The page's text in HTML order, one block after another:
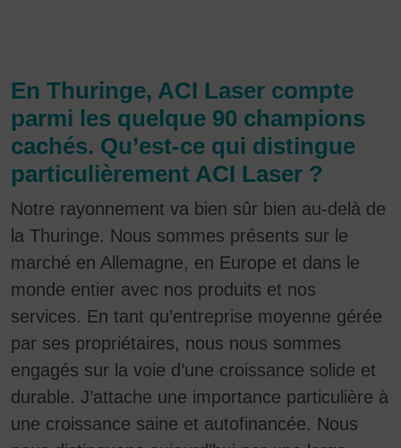
En Thuringe, ACI Laser compte
parmi les quelque 90 champions
cachés. Qu’est-ce qui distingue
particulièrement ACI Laser ?
Notre rayonnement va bien sûr bien au-delà de
la Thuringe. Nous sommes présents sur le
marché en Allemagne, en Europe et dans le
monde entier avec nos produits et nos
services. En tant qu’entreprise moyenne gérée
par ses propriétaires, nous nous sommes
engagés sur la voie d’une croissance solide et
durable. J’attache une importance particulière à
une croissance saine et autofinancée. Nous